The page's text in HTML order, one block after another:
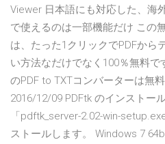
Viewer 日本語にも対応した、海
で使えるのは一部機能だけ この
は、たった1クリックでPDFから
い方法なだけでなく100％無料で
のPDF to TXTコンバーターは無
2016/12/09 PDFtk のインストー
「pdftk_server-2.02-win-
ストールします。 Windows 7